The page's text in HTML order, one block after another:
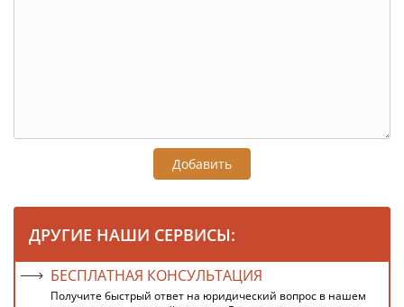
Добавить
ДРУГИЕ НАШИ СЕРВИСЫ:
БЕСПЛАТНАЯ КОНСУЛЬТАЦИЯ
Получите быстрый ответ на юридический вопрос в нашем